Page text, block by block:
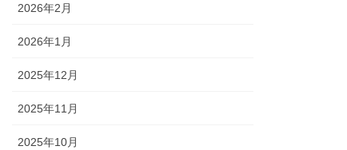
2026年2月
2026年1月
2025年12月
2025年11月
2025年10月